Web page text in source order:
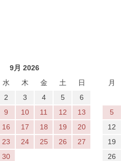
9月 2026
水 木 金 土
日
2 3 4 5
6
9 10 11 12
13
16 17 18 19
20
23 24 25 26
27
30
月
5
12
19
26